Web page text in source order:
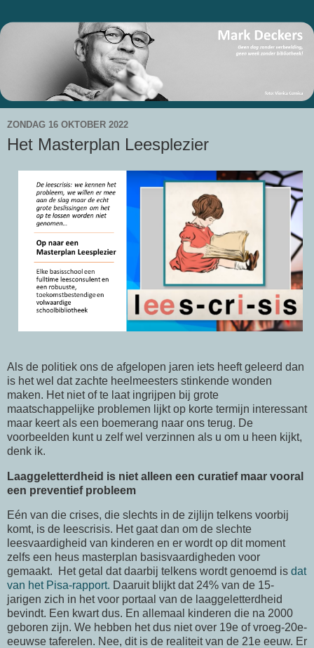
ZONDAG 16 OKTOBER 2022
Het Masterplan Leesplezier
Als de politiek ons de afgelopen jaren iets heeft geleerd dan
is het wel dat zachte heelmeesters stinkende wonden
maken. Het niet of te laat ingrijpen bij grote
maatschappelijke problemen lijkt op korte termijn interessant
maar keert als een boemerang naar ons terug. De
voorbeelden kunt u zelf wel verzinnen als u om u heen kijkt,
denk ik.
Laaggeletterdheid is niet alleen een curatief maar vooral
een preventief probleem
Eén van die crises, die slechts in de zijlijn telkens voorbij
komt, is de leescrisis. Het gaat dan om de slechte
leesvaardigheid van kinderen en er wordt op dit moment
zelfs een heus masterplan basisvaardigheden voor
gemaakt. Het getal dat daarbij telkens wordt genoemd is dat
van het Pisa-rapport. Daaruit blijkt dat 24% van de 15-
jarigen zich in het voor portaal van de laaggeletterdheid
bevindt. Een kwart dus. En allemaal kinderen die na 2000
geboren zijn. We hebben het dus niet over 19e of vroeg-20e-
eeuwse taferelen. Nee, dit is de realiteit van de 21e eeuw. Er